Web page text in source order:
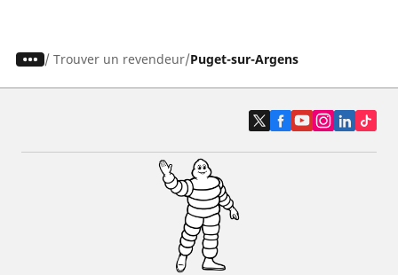
/ Trouver un revendeur Puget-sur-Argens